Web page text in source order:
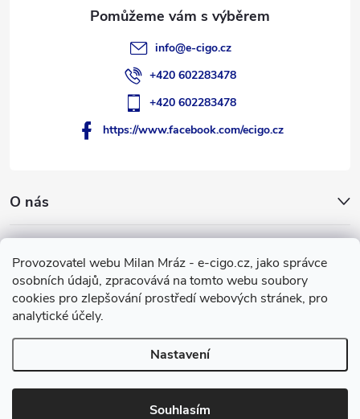
Provozovatel webu Milan Mráz - e-cigo.cz, jako správce
osobních údajů, zpracovává na tomto webu soubory
cookies pro zlepšování prostředí webových stránek, pro
analytické účely.
Nastavení
Souhlasím
O nás
Facebook
info@e-cigo.cz
+420 602283478
+420 602283478
https://www.facebook.com/ecigo.cz
Vytvořil Shoptet
Copyright 2007-2026e-cigo.cz. Všechna práva vyhrazena.